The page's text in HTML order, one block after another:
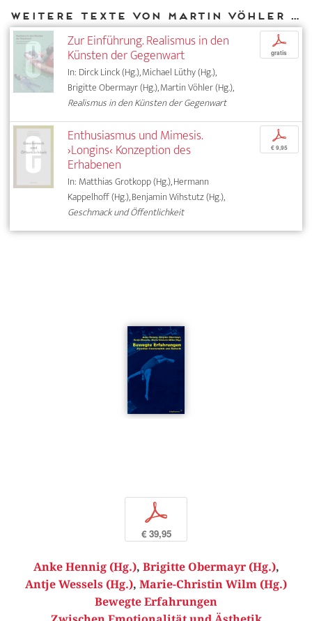
Weitere Texte von Martin Vöhler bei DIAPHANES
Zur Einführung. Realismus in den
Künsten der Gegenwart
In: Dirck Linck (Hg.), Michael Lüthy (Hg.),
Brigitte Obermayr (Hg.), Martin Vöhler (Hg.),
Realismus in den Künsten der Gegenwart
p
gratis
Enthusiasmus und Mimesis.
›Longins‹ Konzeption des
Erhabenen
In: Matthias Grotkopp (Hg.), Hermann
Kappelhoff (Hg.), Benjamin Wihstutz (Hg.),
Geschmack und Öffentlichkeit
p
€ 9,95
p
€ 39,95
Anke Hennig (Hg.), Brigitte Obermayr (Hg.),
Antje Wessels (Hg.), Marie-Christin Wilm (Hg.)
Bewegte Erfahrungen